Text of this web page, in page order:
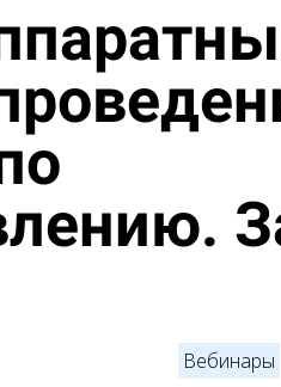
Вебинары